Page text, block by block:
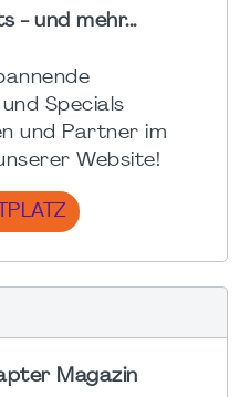
- und mehr...
Specials
und Partner im
Website!
Magazin